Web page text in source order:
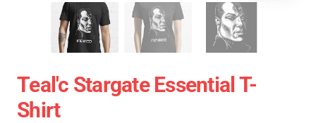
Teal'c Stargate Essential T-
Shirt